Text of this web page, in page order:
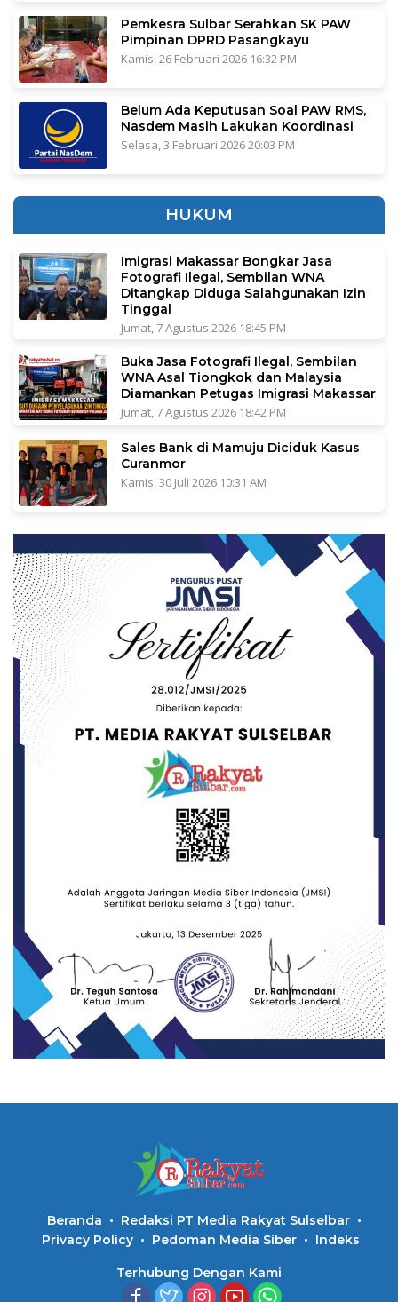
Pemkesra Sulbar Serahkan SK PAW
Pimpinan DPRD Pasangkayu
Kamis, 26 Februari 2026 16:32 PM
Belum Ada Keputusan Soal PAW RMS,
Nasdem Masih Lakukan Koordinasi
Selasa, 3 Februari 2026 20:03 PM
HUKUM
Imigrasi Makassar Bongkar Jasa
Fotografi Ilegal, Sembilan WNA
Ditangkap Diduga Salahgunakan Izin
Tinggal
Jumat, 7 Agustus 2026 18:45 PM
Buka Jasa Fotografi Ilegal, Sembilan
WNA Asal Tiongkok dan Malaysia
Diamankan Petugas Imigrasi Makassar
Jumat, 7 Agustus 2026 18:42 PM
Sales Bank di Mamuju Diciduk Kasus
Curanmor
Kamis, 30 Juli 2026 10:31 AM
Beranda
Redaksi PT Media Rakyat Sulselbar
Privacy Policy
Pedoman Media Siber Indeks
Terhubung Dengan Kami